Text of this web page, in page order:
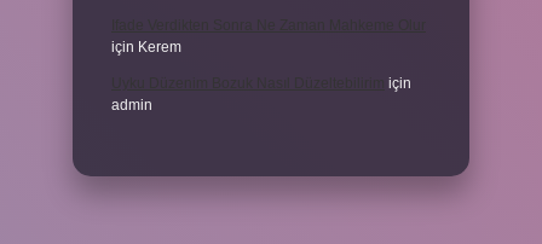
için Kerem
için
admin